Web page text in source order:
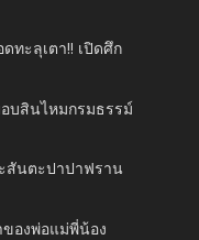
ทะลุเตา!! เปิดศึก
บสินไหมกรมธรรม์
สันตะปาปาฟราน
องพ่อแม่พี่น้อง